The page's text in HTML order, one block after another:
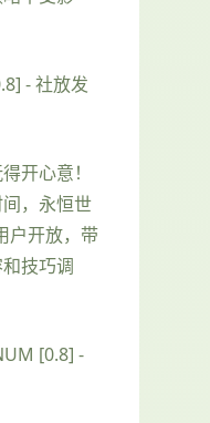
- 社放发
开心意！
，永恒世
户开放，带
技巧调
[0.8] -